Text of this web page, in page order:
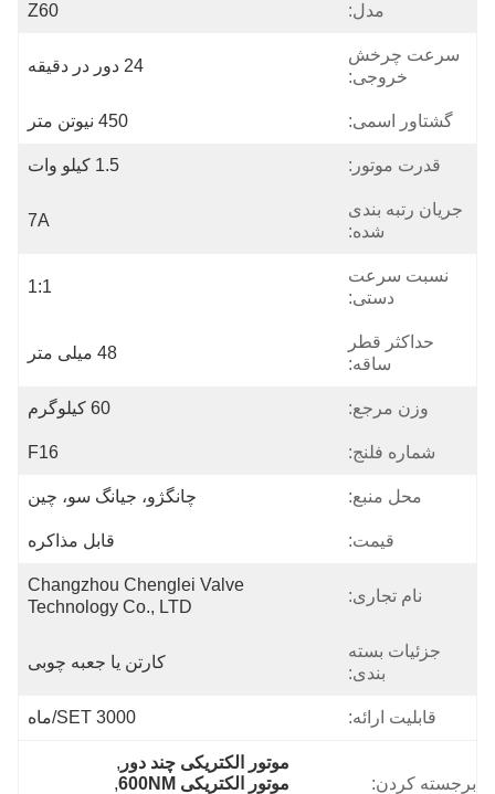
مدل: Z60
سرعت چرخش
خروجی:
24 دور در دقیقه
گشتاور اسمی: 450 نیوتن متر
قدرت موتور: 1.5 کیلو وات
جریان رتبه بندی
شده:
7A
نسبت سرعت
دستی:
1:1
حداکثر قطر
ساقه:
48 میلی متر
وزن مرجع: 60 کیلوگرم
شماره فلنج: F16
محل منبع: چانگژو، جیانگ سو، چین
قیمت: قابل مذاکره
نام تجاری:
Changzhou Chenglei Valve
Technology Co., LTD
جزئیات بسته
بندی:
کارتن یا جعبه چوبی
قابلیت ارائه: 3000 SET/ماه
برجسته کردن:
موتور الکتریکی چند دور,
موتور الکتریکی 600NM
,